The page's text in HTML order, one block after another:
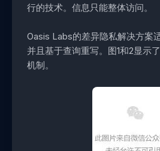
行的技术。信息只能整体访问。
Oasis Labs的差异隐私解决方案
并且基于查询重写。图1和2显示
机制。